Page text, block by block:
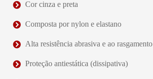
Cor cinza e preta
Composta por nylon e elastano
Alta resistência abrasiva e ao rasgamento
Proteção antiestática (dissipativa)